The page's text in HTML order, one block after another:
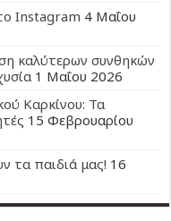
Instagram 4 Μαΐου
καλύτερων συνθηκών
1 Μαΐου 2026
Καρκίνου: Τα
15 Φεβρουαρίου
τα παιδιά μας! 16